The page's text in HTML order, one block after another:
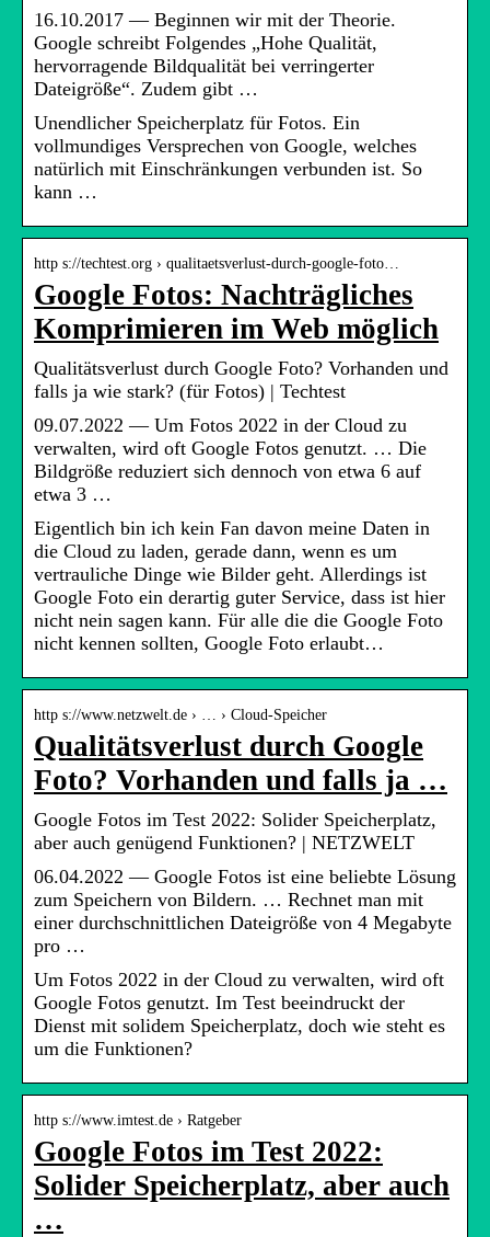
16.10.2017 — Beginnen wir mit der Theorie.
Google schreibt Folgendes „Hohe Qualität,
hervorragende Bildqualität bei verringerter
Dateigröße“. Zudem gibt …
Unendlicher Speicherplatz für Fotos. Ein
vollmundiges Versprechen von Google, welches
natürlich mit Einschränkungen verbunden ist. So
kann …
http s://techtest.org › qualitaetsverlust-durch-google-foto…
Google Fotos: Nachträgliches
Komprimieren im Web möglich
Qualitätsverlust durch Google Foto? Vorhanden und
falls ja wie stark? (für Fotos) | Techtest
09.07.2022 — Um Fotos 2022 in der Cloud zu
verwalten, wird oft Google Fotos genutzt. … Die
Bildgröße reduziert sich dennoch von etwa 6 auf
etwa 3 …
Eigentlich bin ich kein Fan davon meine Daten in
die Cloud zu laden, gerade dann, wenn es um
vertrauliche Dinge wie Bilder geht. Allerdings ist
Google Foto ein derartig guter Service, dass ist hier
nicht nein sagen kann. Für alle die die Google Foto
nicht kennen sollten, Google Foto erlaubt…
http s://www.netzwelt.de › … › Cloud-Speicher
Qualitätsverlust durch Google
Foto? Vorhanden und falls ja …
Google Fotos im Test 2022: Solider Speicherplatz,
aber auch genügend Funktionen? | NETZWELT
06.04.2022 — Google Fotos ist eine beliebte Lösung
zum Speichern von Bildern. … Rechnet man mit
einer durchschnittlichen Dateigröße von 4 Megabyte
pro …
Um Fotos 2022 in der Cloud zu verwalten, wird oft
Google Fotos genutzt. Im Test beeindruckt der
Dienst mit solidem Speicherplatz, doch wie steht es
um die Funktionen?
http s://www.imtest.de › Ratgeber
Google Fotos im Test 2022:
Solider Speicherplatz, aber auch
…